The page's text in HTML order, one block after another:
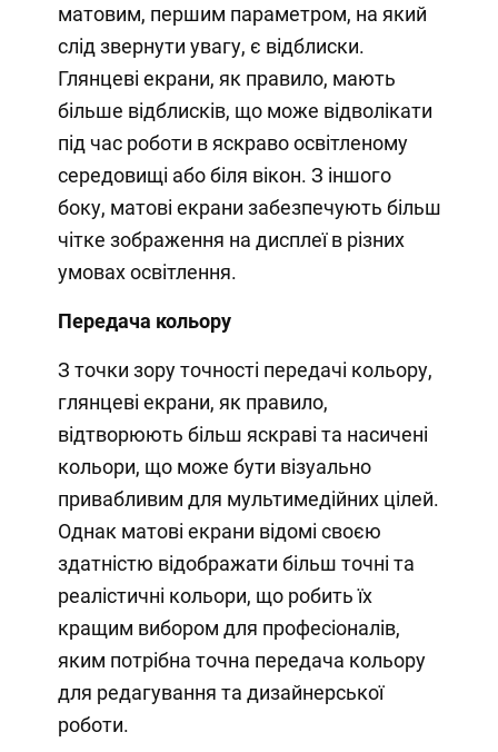
матовим, першим параметром, на який
слід звернути увагу, є відблиски.
Глянцеві екрани, як правило, мають
більше відблисків, що може відволікати
під час роботи в яскраво освітленому
середовищі або біля вікон. З іншого
боку, матові екрани забезпечують більш
чітке зображення на дисплеї в різних
умовах освітлення.
Передача кольору
З точки зору точності передачі кольору,
глянцеві екрани, як правило,
відтворюють більш яскраві та насичені
кольори, що може бути візуально
привабливим для мультимедійних цілей.
Однак матові екрани відомі своєю
здатністю відображати більш точні та
реалістичні кольори, що робить їх
кращим вибором для професіоналів,
яким потрібна точна передача кольору
для редагування та дизайнерської
роботи.